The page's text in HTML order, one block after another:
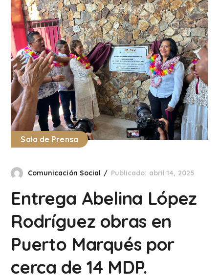
Sala de Prensa
Comunicación Social Publicado: abril 14, 2025
Entrega Abelina López
Rodríguez obras en
Puerto Marqués por
cerca de 14 MDP.